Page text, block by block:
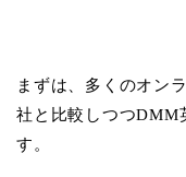
まずは、多くのオン
社と比較しつつDMM
す。